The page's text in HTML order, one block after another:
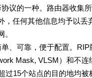
。路由器收集所有可
，任何其他信息均予以
便于配置。RIP版本
Mask, VLSM）和不
过15个站点的目的地均